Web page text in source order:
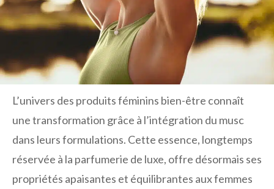
L’univers des produits féminins bien-être connaît
une transformation grâce à l’intégration du musc
dans leurs formulations. Cette essence, longtemps
réservée à la parfumerie de luxe, offre désormais ses
propriétés apaisantes et équilibrantes aux femmes